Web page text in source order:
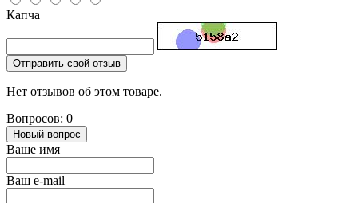
Капча
Отправить свой отзыв
Нет отзывов об этом товаре.
Вопросов: 0
Новый вопрос
Ваше имя
Ваш e-mail